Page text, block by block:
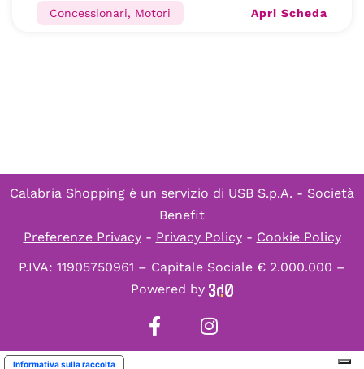
Concessionari, Motori Apri Scheda
Calabria Shopping è un servizio di USB S.p.A. - Società
Benefit
Preferenze Privacy- Privacy Policy- Cookie Policy
P.IVA: 11905750961 – Capitale Sociale € 2.000.000 –
Powered by
Informativa sulla raccolta